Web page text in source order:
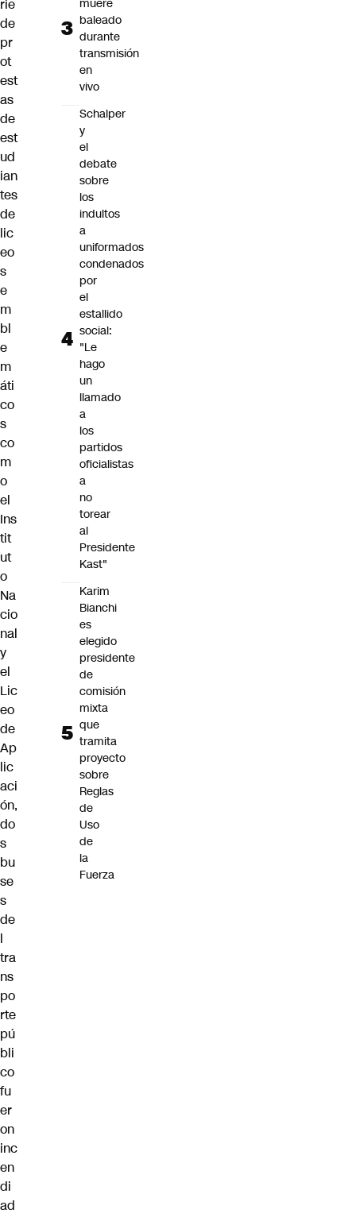
rie
de
pr
ot
est
as
de
est
ud
ian
tes
de
lic
eo
s
e
m
bl
e
m
áti
co
s
co
m
o
el
Ins
tit
ut
o
Na
cio
nal
y
el
Lic
eo
de
Ap
lic
aci
ón,
do
s
bu
se
s
de
l
tra
ns
po
rte
pú
bli
co
fu
er
on
inc
en
di
ad
muere
baleado
durante
transmisión
en
vivo
Schalper
y
el
debate
sobre
los
indultos
a
uniformados
condenados
por
el
estallido
social:
"Le
hago
un
llamado
a
los
partidos
oficialistas
a
no
torear
al
Presidente
Kast"
Karim
Bianchi
es
elegido
presidente
de
comisión
mixta
que
tramita
proyecto
sobre
Reglas
de
Uso
de
la
Fuerza